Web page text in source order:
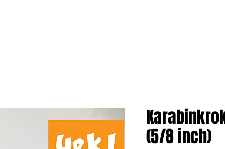
(5/8 inch)